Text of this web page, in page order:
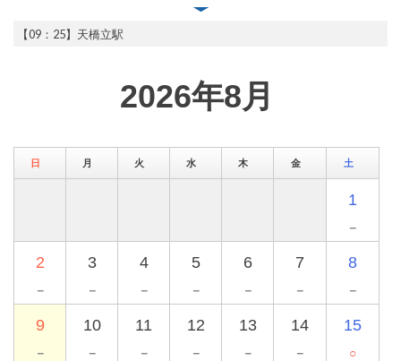
【09：25】天橋立駅
2026年8月
日 月 火 水 木 金 土
1
－
2
－
3
－
4
－
5
－
6
－
7
－
8
－
9
－
10
－
11
－
12
－
13
－
14
－
15
○